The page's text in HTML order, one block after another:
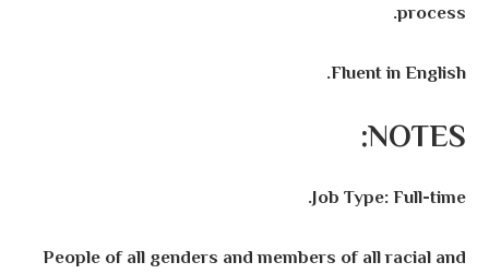
process.
Fluent in English.
NOTES:
Job Type: Full-time.
People of all genders and members of all racial and